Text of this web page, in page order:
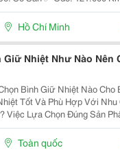
Hồ Chí Minh
Giữ Nhiệt Như Nào Nên
Bình Giữ Nhiệt Nào Cho
Tốt Và Phù Hợp Với Nhu
Việc Lựa Chọn Đúng Sản
Tiện Hơn Và Cha Mẹ
Khám Phá 7 Tiêu Chí Quan
Toàn quốc